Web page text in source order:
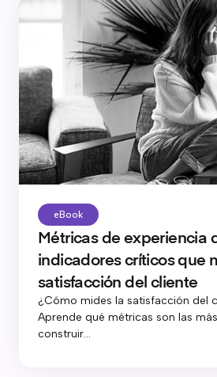
eBook
Métricas de experiencia
indicadores críticos que
satisfacción del cliente
¿Cómo mides la satisfacción del
Aprende qué métricas son las
construir...